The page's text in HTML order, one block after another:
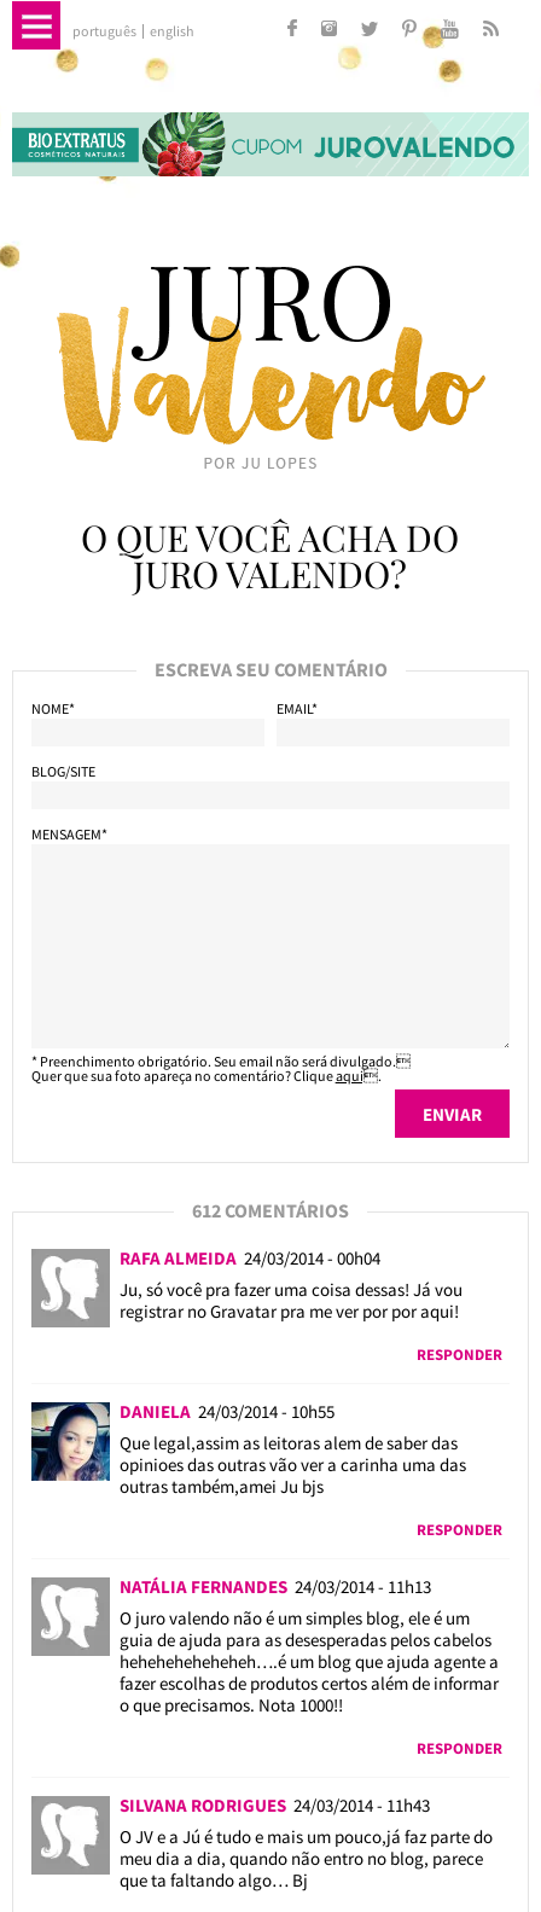
português english
O QUE VOCÊ ACHA DO
JURO VALENDO?
ESCREVA SEU COMENTÁRIO
NOME* EMAIL*
BLOG/SITE
MENSAGEM*
* Preenchimento obrigatório. Seu email não será divulgado.
Quer que sua foto apareça no comentário? Cliqueaqui.
612 COMENTÁRIOS
RAFA ALMEIDA 24/03/2014 - 00h04
Ju, só você pra fazer uma coisa dessas! Já vou
registrar no Gravatar pra me ver por por aqui!
RESPONDER
DANIELA 24/03/2014 - 10h55
Que legal,assim as leitoras alem de saber das
opinioes das outras vão ver a carinha uma das
outras também,amei Ju bjs
RESPONDER
NATÁLIA FERNANDES 24/03/2014 - 11h13
O juro valendo não é um simples blog, ele é um
guia de ajuda para as desesperadas pelos cabelos
heheheheheheheh….é um blog que ajuda agente a
fazer escolhas de produtos certos além de informar
o que precisamos. Nota 1000!!
RESPONDER
SILVANA RODRIGUES 24/03/2014 - 11h43
O JV e a Jú é tudo e mais um pouco,já faz parte do
meu dia a dia, quando não entro no blog, parece
que ta faltando algo… Bj